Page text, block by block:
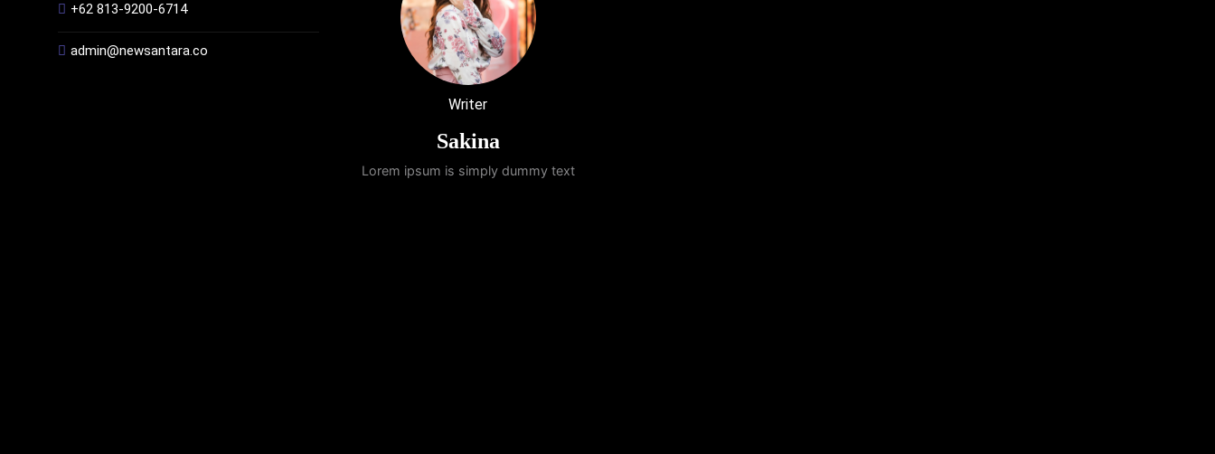
+62 813-9200-6714
admin@newsantara.co
Writer
Sakina
Lorem ipsum is simply dummy text